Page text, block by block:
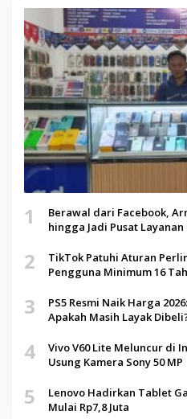
1
Berawal dari Facebook,
hingga Jadi Pusat
2
TikTok Patuhi Aturan
Pengguna Minimum 16
3
PS5 Resmi Naik Harga
Apakah Masih Layak
4
Vivo V60 Lite Meluncur di
Usung Kamera Sony 50 MP
5
Lenovo Hadirkan Tablet
Mulai Rp7,8 Juta